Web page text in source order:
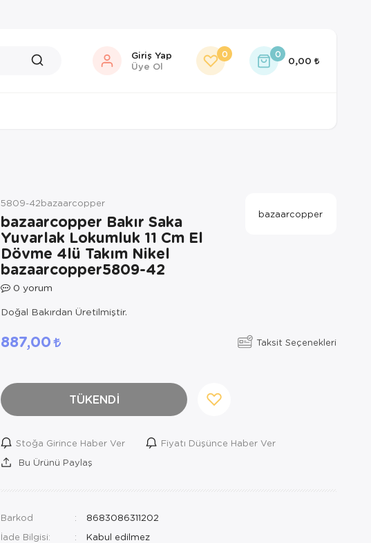
Giriş Yap
Üye Ol
0 0
0,00
5809-42bazaarcopper
bazaarcopper Bakır Saka
Yuvarlak Lokumluk 11 Cm El
Dövme 4lü Takım Nikel
bazaarcopper5809-42
0 yorum
bazaarcopper
Doğal Bakırdan Üretilmiştir.
887,00 Taksit Seçenekleri
TÜKENDİ
Stoğa Girince Haber Ver
Fiyatı Düşünce Haber Ver
Bu Ürünü Paylaş
Barkod
8683086311202
İade Bilgisi: